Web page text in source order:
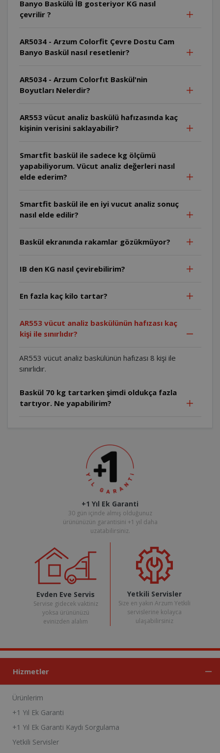
Banyo Baskülü İB gosteriyor KG nasıl
çevrilir ?
AR5034 - Arzum Colorfit Çevre Dostu Cam
Banyo Baskül nasıl resetlenir?
AR5034 - Arzum Colorfıt Baskül'nin
Boyutları Nelerdir?
AR553 vücut analiz baskülü hafızasında kaç
kişinin verisini saklayabilir?
Smartfit baskül ile sadece kg ölçümü
yapabiliyorum. Vücut analiz değerleri nasıl
elde ederim?
Smartfit baskül ile en iyi vucut analiz sonuç
nasıl elde edilir?
Baskül ekranında rakamlar gözükmüyor?
IB den KG nasıl çevirebilirim?
En fazla kaç kilo tartar?
AR553 vücut analiz baskülünün hafızası kaç
kişi ile sınırlıdır?
AR553 vücut analiz baskülünün hafızası 8 kişi ile
sınırlıdır.
Baskül 70 kg tartarken şimdi oldukça fazla
tartıyor. Ne yapabilirim?
+1 Yıl Ek Garanti
30 gün içinde almış olduğunuz
ürününüzün garantisini +1 yıl daha
uzatabilirsiniz.
Evden Eve Servis
Servise gidecek vaktiniz
yoksa ürününüzü
evinizden alalım
Yetkili Servisler
Size en yakın Arzum Yetkili
servislerine kolayca
ulaşabilirsiniz
Hizmetler
Ürünlerim
+1 Yıl Ek Garanti
+1 Yıl Ek Garanti Kaydı Sorgulama
Yetkili Servisler